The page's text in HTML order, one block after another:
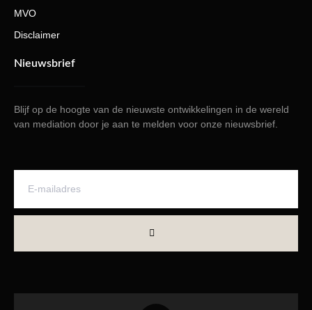
MVO
Disclaimer
Nieuwsbrief
Blijf op de hoogte van de nieuwste ontwikkelingen in de wereld
van mediation door je aan te melden voor onze nieuwsbrief.